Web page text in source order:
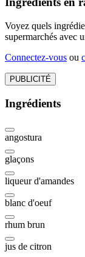
Voyez quels
supermarchés avec
Connectez-vous ou
PUBLICITÉ
Ingrédients
angostura
glaçons
liqueur d'amandes
blanc d'oeuf
rhum brun
jus de citron